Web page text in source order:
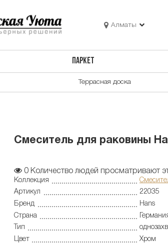
Алматы
ПАРКЕТ
Террасная доска
Смеситель для раковины
0 Количество людей просматривают
Коллекция
Артикул
22035
Бренд
Hans
Страна
Тип
Цвет
Хром